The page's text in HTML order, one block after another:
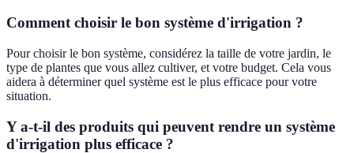
Comment choisir le bon système d'irrigation ?
Pour choisir le bon système, considérez la taille de votre jardin, le
type de plantes que vous allez cultiver, et votre budget. Cela vous
aidera à déterminer quel système est le plus efficace pour votre
situation.
Y a-t-il des produits qui peuvent rendre un système
d'irrigation plus efficace ?